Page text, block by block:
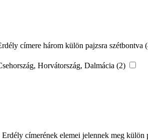
címere három külön pajzsra szétbontva
Horvátország, Dalmácia (2)
címerének elemei jelennek meg